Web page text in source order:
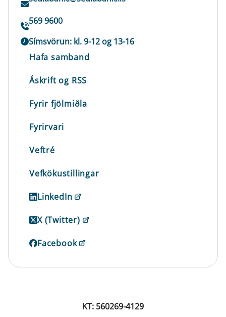
569 9600
Símsvörun: kl. 9-12 og 13-16
Hafa samband
Áskrift og RSS
Fyrir fjölmiðla
Fyrirvari
Veftré
Vefkökustillingar
LinkedIn
X (Twitter)
Facebook
KT: 560269-4129